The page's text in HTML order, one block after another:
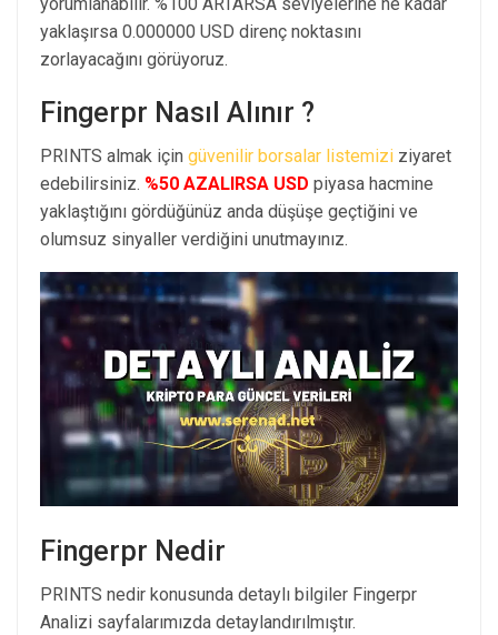
yaklaşırsa 0.000000 USD direnç noktasını
zorlayacağını görüyoruz.
Fingerpr Nasıl Alınır ?
PRINTS almak için güvenilir borsalar listemizi ziyaret
edebilirsiniz. %50 AZALIRSA USD piyasa hacmine
yaklaştığını gördüğünüz anda düşüşe geçtiğini ve
olumsuz sinyaller verdiğini unutmayınız.
Fingerpr Nedir
PRINTS nedir konusunda detaylı bilgiler Fingerpr
Analizi sayfalarımızda detaylandırılmıştır.